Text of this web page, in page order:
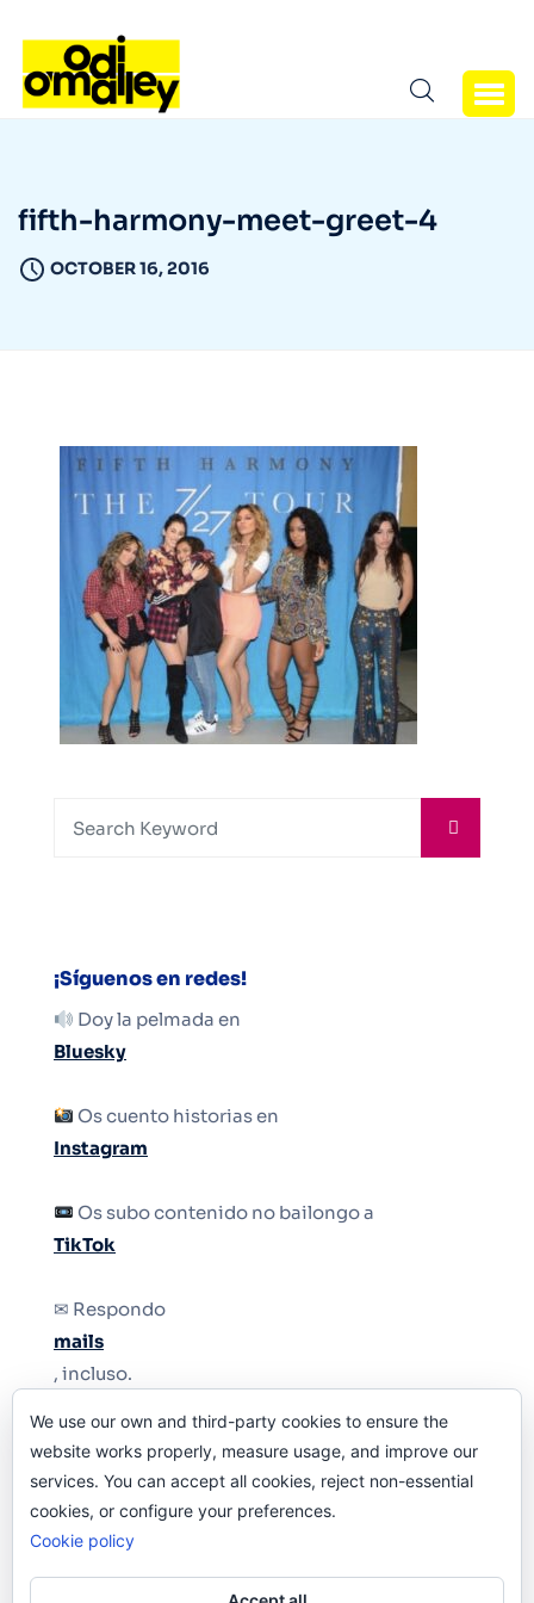
fifth-harmony-meet-greet-4
OCTOBER 16, 2016
¡Síguenos en redes!
Doy la pelmada en
Bluesky
Os cuento historias en
Instagram
Os subo contenido no bailongo a
TikTok
✉ Respondo
mails
, incluso.
Y si una persona no puede tener teléfono, que
le quiten el teléfono.
We use our own and third-party cookies to ensure the
website works properly, measure usage, and improve our
services. You can accept all cookies, reject non-essential
cookies, or configure your preferences.
Cookie policy